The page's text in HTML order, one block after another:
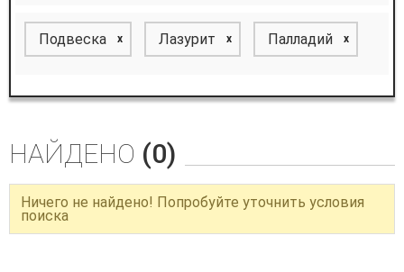
Подвеска x Лазурит x Палладий x
НАЙДЕНО (0)
Ничего не найдено! Попробуйте уточнить условия
поиска